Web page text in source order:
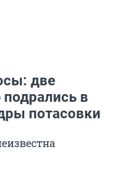
две
в
потасовки